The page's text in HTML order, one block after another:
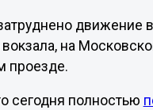
движение
на
проезде.
сегодня полностью